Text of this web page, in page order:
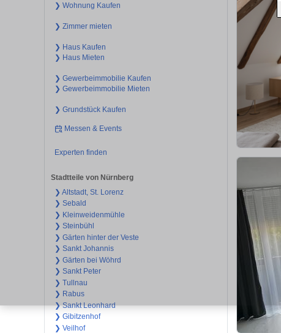
❯ Wohnung Kaufen
❯ Zimmer mieten
❯ Haus Kaufen
❯ Haus Mieten
❯ Gewerbeimmobilie Kaufen
❯ Gewerbeimmobilie Mieten
❯ Grundstück Kaufen
Messen & Events
Experten finden
Stadtteile von Nürnberg
❯ Altstadt, St. Lorenz
❯ Sebald
❯ Kleinweidenmühle
❯ Steinbühl
❯ Gärten hinter der Veste
❯ Sankt Johannis
❯ Gärten bei Wöhrd
❯ Sankt Peter
❯ Tullnau
❯ Rabus
❯ Sankt Leonhard
❯ Gibitzenhof
❯ Veilhof